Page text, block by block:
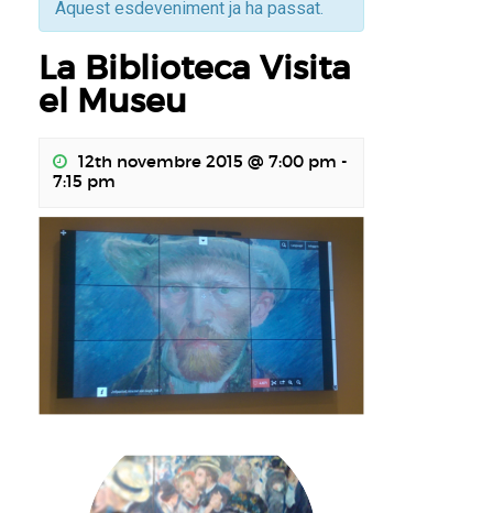
QUÈ NECESSITES?
CALENDARI
CAT ESP ENG
Aquest esdeveniment ja ha passat.
La Biblioteca Visita
el Museu
12th novembre 2015 @ 7:00 pm -
7:15 pm